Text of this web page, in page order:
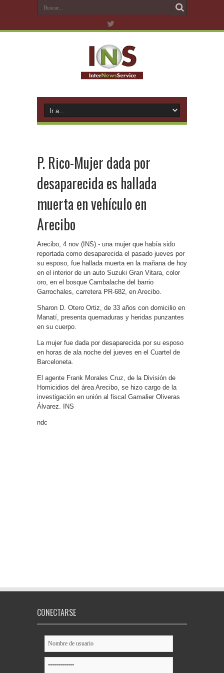
P. Rico-Mujer dada por
desaparecida es hallada
muerta en vehículo en
Arecibo
Arecibo, 4 nov (INS).- una mujer que había sido
reportada como desaparecida el pasado jueves por
su esposo, fue hallada muerta en la mañana de hoy
en el interior de un auto Suzuki Gran Vitara, color
oro, en el bosque Cambalache del barrio
Garrochales, carretera PR-682, en Arecibo.
Sharon D. Otero Ortiz, de 33 años con domicilio en
Manatí, presenta quemaduras y heridas punzantes
en su cuerpo.
La mujer fue dada por desaparecida por su esposo
en horas de ala noche del jueves en el Cuartel de
Barceloneta.
El agente Frank Morales Cruz, de la División de
Homicidios del área Arecibo, se hizo cargo de la
investigación en unión al fiscal Gamalier Oliveras
Álvarez. INS
ndc
CONECTARSE